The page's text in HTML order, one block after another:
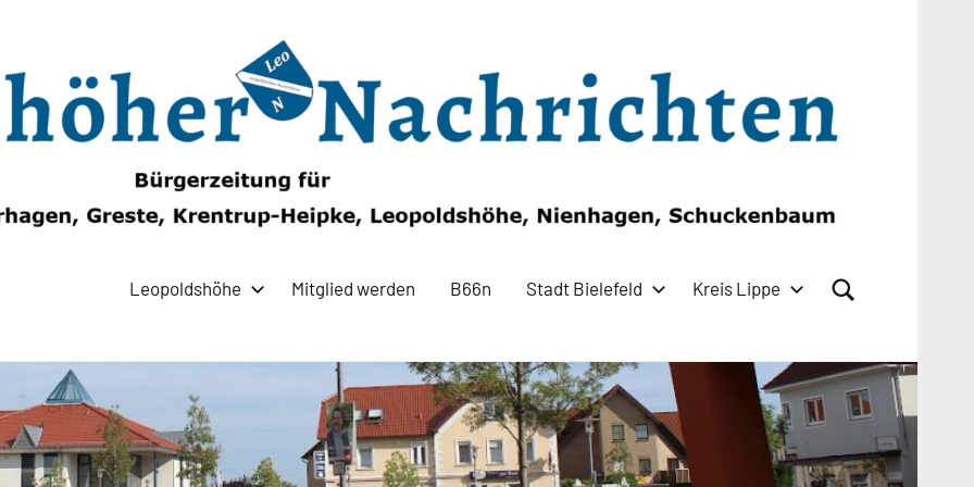
Leopoldshöhe Mitglied werden B66n Stadt Bielefeld Kreis Lippe